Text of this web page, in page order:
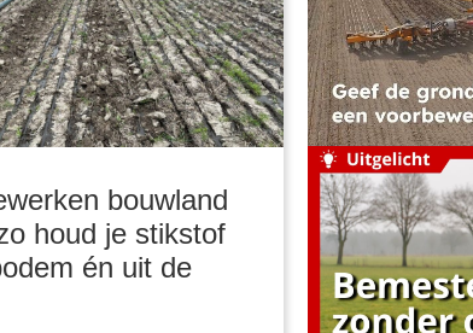
bouwland
houd je stikstof
én uit de